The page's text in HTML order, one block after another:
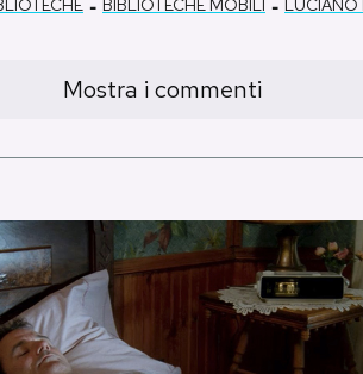
BIBLIOTECHE MOBILI LUCIANO
Mostra i commenti